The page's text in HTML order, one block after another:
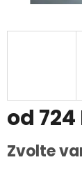
od 724
Měrná
cena:
Zvolte